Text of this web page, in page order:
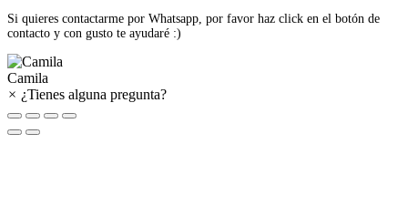
Si quieres contactarme por Whatsapp, por favor haz click en el botón de
contacto y con gusto te ayudaré :)
Camila
× ¿Tienes alguna pregunta?